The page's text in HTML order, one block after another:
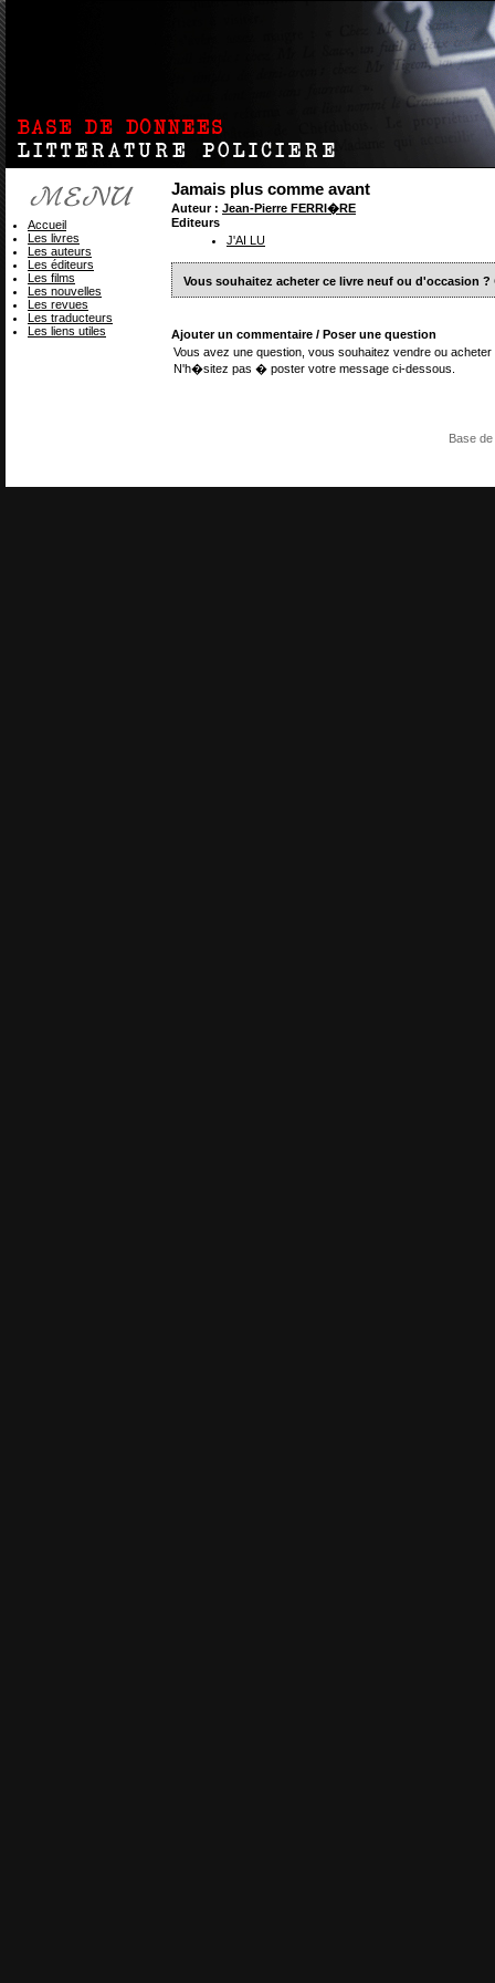
Jamais plus comme avant
Auteur : Jean-Pierre FERRI�RE
Editeurs
J'AI LU
Vous souhaitez acheter ce livre neuf ou d'occasion ?
Ajouter un commentaire / Poser une question
Vous avez une question, vous souhaitez vendre ou
N'h�sitez pas � poster votre message ci-dessous.
Accueil
Les livres
Les auteurs
Les éditeurs
Les films
Les nouvelles
Les revues
Les traducteurs
Les liens utiles
Base